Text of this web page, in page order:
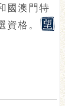
國澳門特
資格。